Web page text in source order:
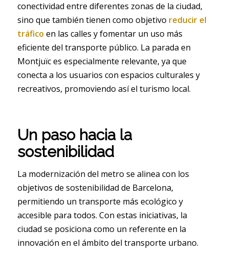
conectividad entre diferentes zonas de la ciudad,
sino que también tienen como objetivo reducir el
tráfico en las calles y fomentar un uso más
eficiente del transporte público. La parada en
Montjuïc es especialmente relevante, ya que
conecta a los usuarios con espacios culturales y
recreativos, promoviendo así el turismo local.
Un paso hacia la
sostenibilidad
La modernización del metro se alinea con los
objetivos de sostenibilidad de Barcelona,
permitiendo un transporte más ecológico y
accesible para todos. Con estas iniciativas, la
ciudad se posiciona como un referente en la
innovación en el ámbito del transporte urbano.